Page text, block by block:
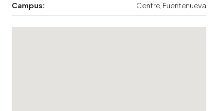
Campus: Centre, Fuentenueva